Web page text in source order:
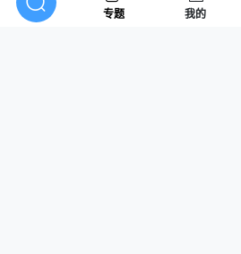
专题 我的